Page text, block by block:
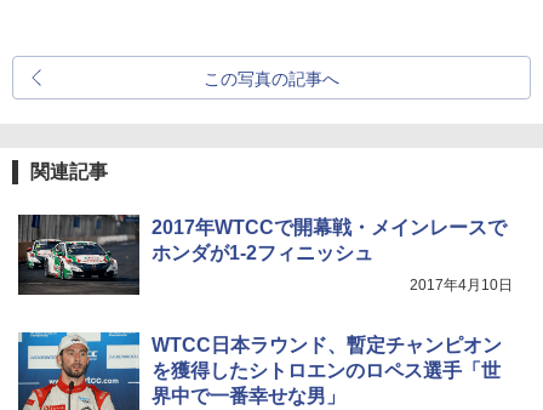
この写真の記事へ
関連記事
2017年WTCCで開幕戦・メインレースで
ホンダが1-2フィニッシュ
2017年4月10日
WTCC日本ラウンド、暫定チャンピオン
を獲得したシトロエンのロペス選手「世
界中で一番幸せな男」